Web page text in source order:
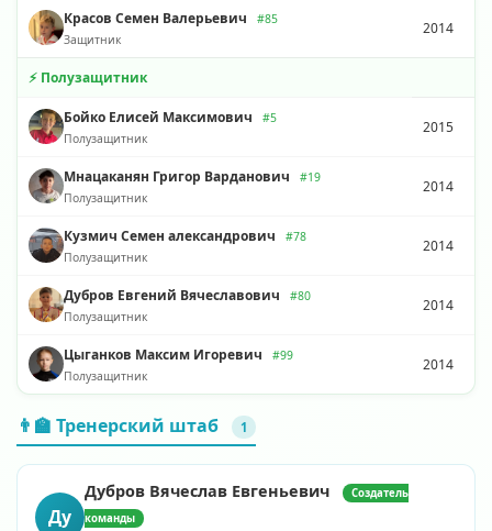
Красов Семен Валерьевич
#85
Защитник
2014
⚡ Полузащитник
Бойко Елисей Максимович
#5
Полузащитник
2015
Мнацаканян Григор Варданович
#19
Полузащитник
2014
Кузмич Семен александрович
#78
Полузащитник
2014
Дубров Евгений Вячеславович
#80
Полузащитник
2014
Цыганков Максим Игоревич
#99
Полузащитник
2014
👨‍🏫 Тренерский штаб 1
Ду
Дубров Вячеслав Евгеньевич
Создатель
команды